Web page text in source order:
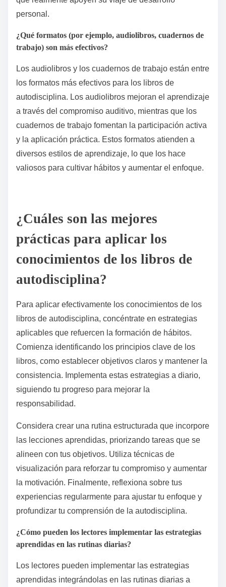
atributos únicos como técnicas basadas en evidencia
efectividad.
selección?
Las reseñas de los lectores influyen
significativamente en la selección de libros de
autodisciplina al proporcionar información sobre su
efectividad y aplicabilidad. Evaluar comentarios
ayuda a identificar los títulos más impactantes que
cultivan hábitos, aumentan el enfoque y mejoran el
hacia libros que se alineen con sus preferencias de
aprendizaje. Como resultado, los lectores potenciales
pueden tomar decisiones informadas basadas en las
experiencias de otros, asegurando que elijan recursos
que realmente apoyen su viaje de desarrollo
trabajo) son más efectivos?
Los audiolibros y los cuadernos de trabajo están entre
los formatos más efectivos para los libros de
autodisciplina. Los audiolibros mejoran el aprendizaje
a través del compromiso auditivo, mientras que los
cuadernos de trabajo fomentan la participación activa
diversos estilos de aprendizaje, lo que los hace
valiosos para cultivar hábitos y aumentar el enfoque.
¿Cuáles son las mejores
prácticas para aplicar los
conocimientos de los libros de
Para aplicar efectivamente los conocimientos de los